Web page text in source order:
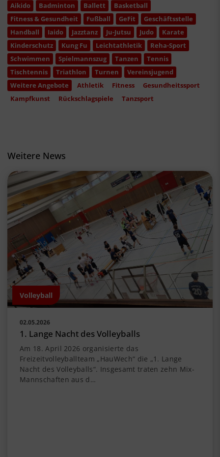
Aikido Badminton Ballett
Basketball
Fitness & Gesundheit
Fußball GeFit
Geschäftsstelle
Handball
Iaido Jazztanz Ju-Jutsu Judo
Karate
Kinderschutz
Kung Fu Leichtathletik
Reha-Sport
Schwimmen
Spielmannszug Tanzen
Tennis
Tischtennis
Triathlon Turnen
Vereinsjugend
Weitere Angebote
Athletik Fitness
Gesundheitssport
Kampfkunst
Rückschlagspiele Tanzsport
Weitere News
Volleyball
02.05.2026
1. Lange Nacht des Volleyballs
Am 18. April 2026 organisierte das
Freizeitvolleyballteam „HauWech“ die „1. Lange
Nacht des Volleyballs“. Insgesamt traten zehn Mix-
Mannschaften aus d…